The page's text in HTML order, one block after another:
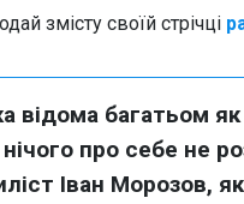
змісту своїй стрічці
відома багатьом
про себе не
Іван Морозов,